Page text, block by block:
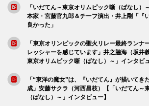
「いだてん～東京オリムピック噺（ばなし
本家・宮藤官九郎＆チーフ演出・井上剛「『
良かった」
「東京オリンピックの聖火リレー最終ランナ
レッシャーを感じています」井之脇海（坂井
東京オリムピック噺（ばなし）～」インタビュ
「“東洋の魔女”は、『いだてん』が描いてき
成」安藤サクラ（河西昌枝）【「いだてん～
（ばなし）～」インタビュー】